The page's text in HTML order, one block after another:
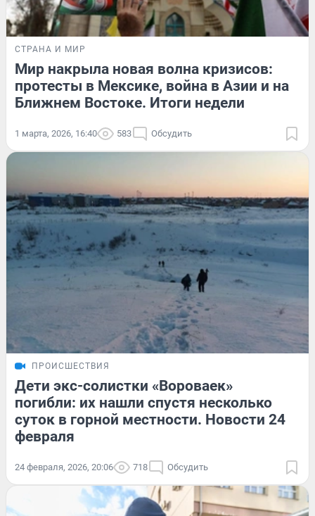
СТРАНА И МИР
Мир накрыла новая волна кризисов:
протесты в Мексике, война в Азии и на
Ближнем Востоке. Итоги недели
1 марта, 2026, 16:40 583 Обсудить
ПРОИСШЕСТВИЯ
Дети экс-солистки «Вороваек»
погибли: их нашли спустя несколько
суток в горной местности. Новости 24
февраля
24 февраля, 2026, 20:06 718 Обсудить